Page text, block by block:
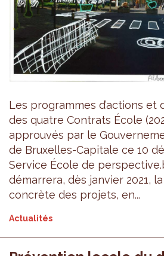
Les programmes d’actions et
des quatre Contrats École
approuvés par le
de Bruxelles-Capitale ce 10
Service École de
démarrera, dès janvier 2021,
concrète des projets, en...
Actualités